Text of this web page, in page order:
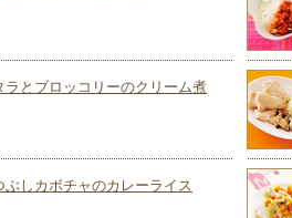
ラとブロッコリーのクリーム煮
ぶしカボチャのカレーライス